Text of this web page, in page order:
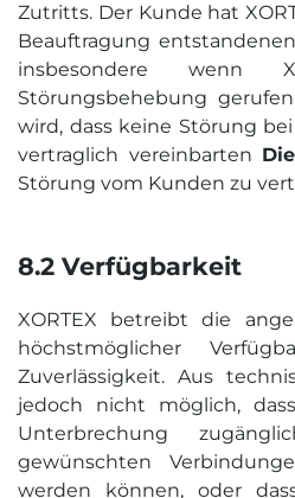
Zutritts. Der Kunde hat
Beauftragung
insbesondere wenn
Störungsbehebung
wird, dass keine Störung
vertraglich vereinbarten
Störung vom Kunden zu
8.2 Verfügbarkeit
XORTEX betreibt die
höchstmöglicher
Zuverlässigkeit. Aus
jedoch nicht möglich,
Unterbrechung
gewünschten
werden können, oder